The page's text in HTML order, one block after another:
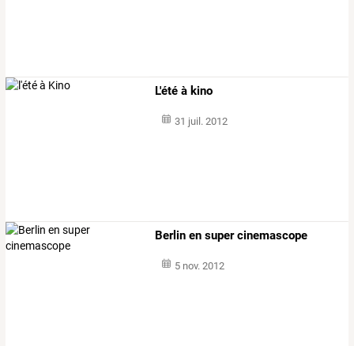
L'été à kino
31 juil. 2012
Berlin en super cinemascope
5 nov. 2012